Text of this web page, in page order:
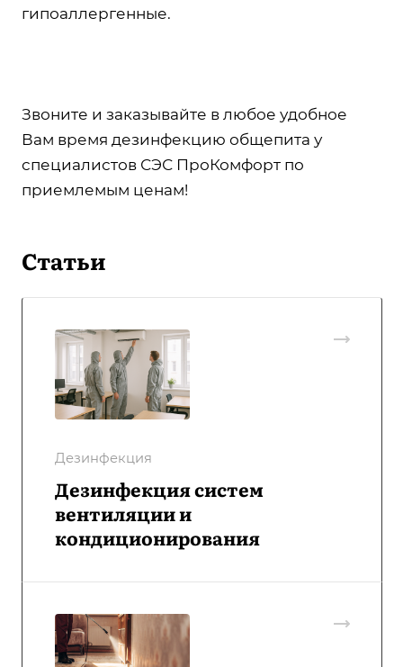
гипоаллергенные.
Звоните и заказывайте в любое удобное
Вам время дезинфекцию общепита у
специалистов СЭС ПроКомфорт по
приемлемым ценам!
Статьи
Дезинфекция
Дезинфекция систем
вентиляции и
кондиционирования